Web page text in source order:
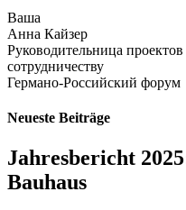
Ваша
Анна Кайзер
Руководительница
сотрудничеству
Германо-Российский форум
Neueste Beiträge
Jahresbericht
Bauhaus